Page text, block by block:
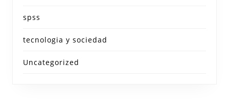
spss
tecnologia y sociedad
Uncategorized